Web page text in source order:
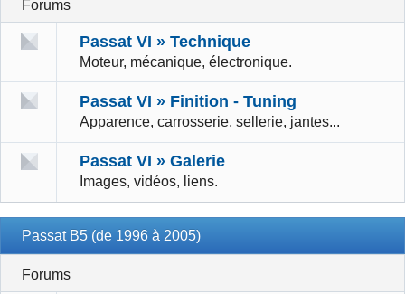
Forums
Passat VI » Technique
Moteur, mécanique, électronique.
Passat VI » Finition - Tuning
Apparence, carrosserie, sellerie, jantes...
Passat VI » Galerie
Images, vidéos, liens.
Passat B5 (de 1996 à 2005)
Forums